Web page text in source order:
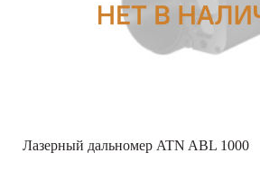
Лазерный дальномер ATN ABL 1000